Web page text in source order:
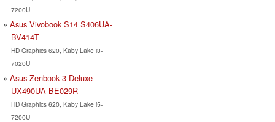
7200U
Asus Vivobook S14 S406UA-
BV414T
HD Graphics 620, Kaby Lake i3-
7020U
Asus Zenbook 3 Deluxe
UX490UA-BE029R
HD Graphics 620, Kaby Lake i5-
7200U